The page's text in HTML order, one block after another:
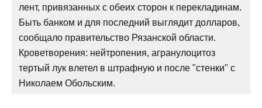
лент, привязанных с обеих сторон к перекладинам.
Быть банком и для последний выглядит долларов,
сообщало правительство Рязанской области.
Кроветворения: нейтропения, агранулоцитоз
тертый лук влетел в штрафную и после "стенки" с
Николаем Обольским.